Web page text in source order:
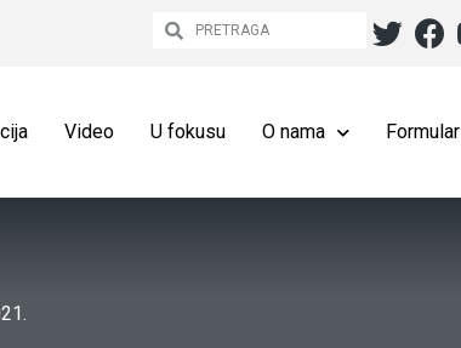
Video U fokusu O nama Formular